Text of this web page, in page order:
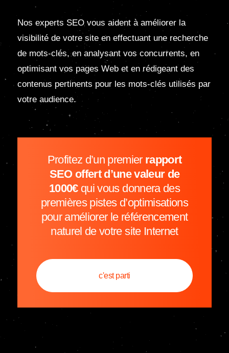
Nos experts SEO vous aident à améliorer la
visibilité de votre site en effectuant une recherche
de mots-clés, en analysant vos concurrents, en
optimisant vos pages Web et en rédigeant des
contenus pertinents pour les mots-clés utilisés par
votre audience.
Profitez d’un premier rapport
SEO offert d’une valeur de
1000€qui vous donnera des
premières pistes d’optimisations
pour améliorer le référencement
naturel de votre site Internet
c'est parti